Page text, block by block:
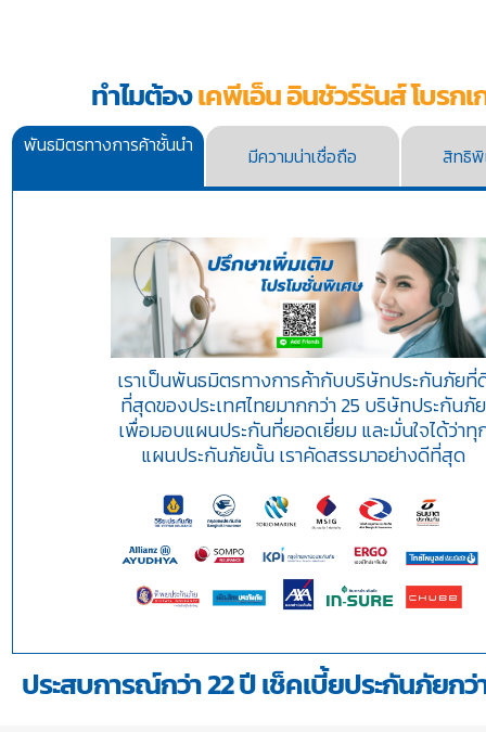
ทำไมต้องเคพีเอ็น อินชัวร์รันส์ โบรกเ
พันธมิตรทางการค้าชั้นนำ มีความน่าเชื่อถือ สิทธิพิ
เราเป็นพันธมิตรทางการค้ากับบริษัทประกันภัยที่
ที่สุดของประเทศไทยมากกว่า 25 บริษัทประกันภัย
เพื่อมอบแผนประกันที่ยอดเยี่ยม และมั่นใจได้ว่าทุ
แผนประกันภัยนั้น เราคัดสรรมาอย่างดีที่สุด
ประสบการณ์กว่า 22 ปี เช็คเบี้ยประกันภัยกว่